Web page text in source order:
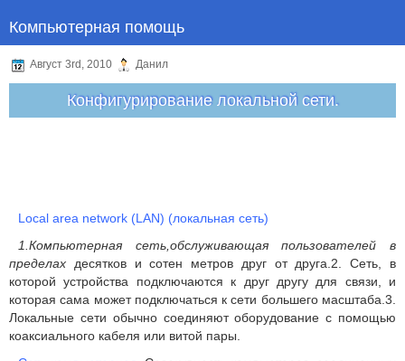
Компьютерная помощь
Август 3rd, 2010 Данил
Конфигурирование локальной сети.
Local area network (LAN) (локальная сеть)
1.Компьютерная сеть,обслуживающая пользователей в
пределах десятков и сотен метров друг от друга.2. Сеть, в
которой устройства подключаются к друг другу для связи, и
которая сама может подключаться к сети большего масштаба.3.
Локальные сети обычно соединяют оборудование с помощью
коаксиального кабеля или витой пары.